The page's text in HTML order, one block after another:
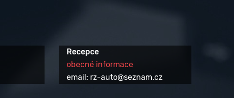
Recepce
obecné informace
email: rz-auto@seznam.cz